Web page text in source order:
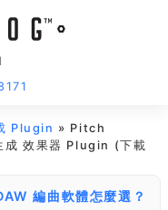
Plugin » Pitch
效果器 Plugin (下載
編曲軟體怎麼選？